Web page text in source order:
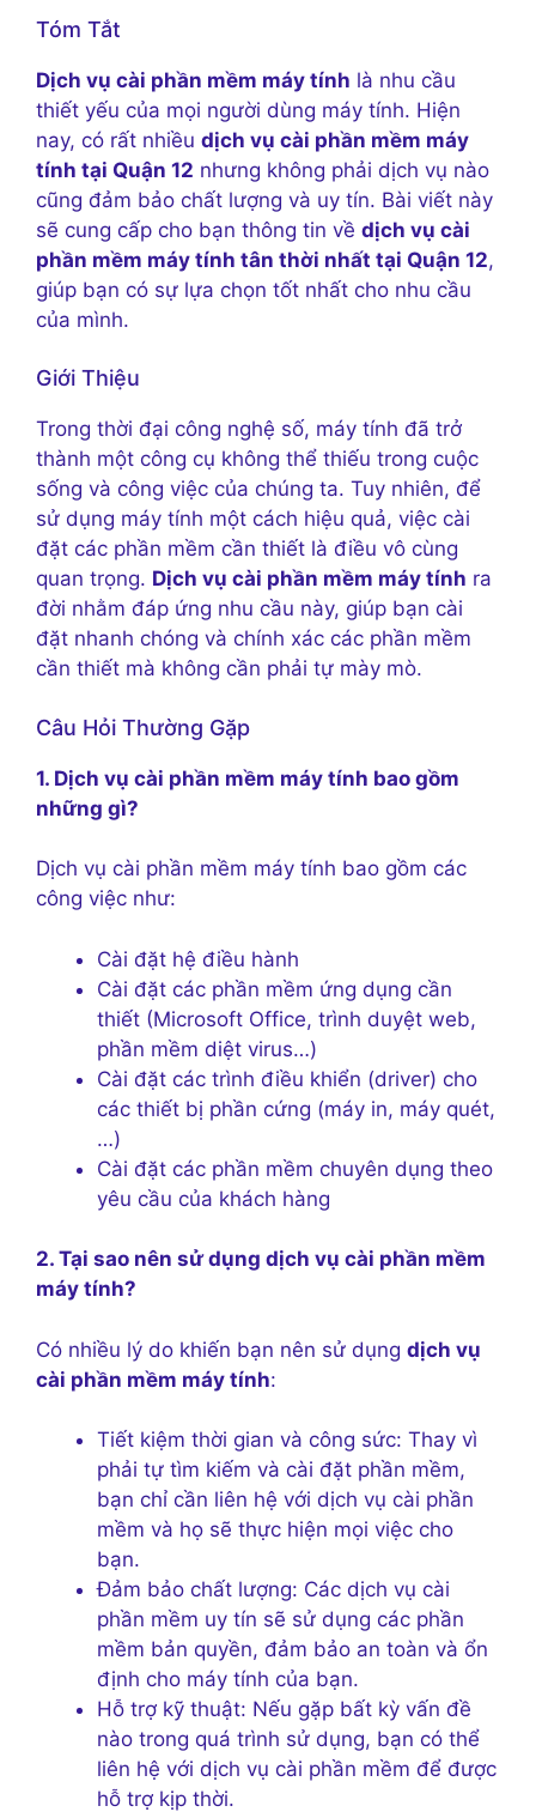
Tóm Tắt
Dịch vụ cài phần mềm máy tính là nhu cầu
thiết yếu của mọi người dùng máy tính. Hiện
nay, có rất nhiều dịch vụ cài phần mềm máy
tính tại Quận 12 nhưng không phải dịch vụ nào
cũng đảm bảo chất lượng và uy tín. Bài viết này
sẽ cung cấp cho bạn thông tin về dịch vụ cài
phần mềm máy tính tân thời nhất tại Quận 12,
giúp bạn có sự lựa chọn tốt nhất cho nhu cầu
của mình.
Giới Thiệu
Trong thời đại công nghệ số, máy tính đã trở
thành một công cụ không thể thiếu trong cuộc
sống và công việc của chúng ta. Tuy nhiên, để
sử dụng máy tính một cách hiệu quả, việc cài
đặt các phần mềm cần thiết là điều vô cùng
quan trọng. Dịch vụ cài phần mềm máy tính ra
đời nhằm đáp ứng nhu cầu này, giúp bạn cài
đặt nhanh chóng và chính xác các phần mềm
cần thiết mà không cần phải tự mày mò.
Câu Hỏi Thường Gặp
1. Dịch vụ cài phần mềm máy tính bao gồm
những gì?
Dịch vụ cài phần mềm máy tính bao gồm các
công việc như:
Cài đặt hệ điều hành
Cài đặt các phần mềm ứng dụng cần
thiết (Microsoft Office, trình duyệt web,
phần mềm diệt virus…)
Cài đặt các trình điều khiển (driver) cho
các thiết bị phần cứng (máy in, máy quét,
…)
Cài đặt các phần mềm chuyên dụng theo
yêu cầu của khách hàng
2. Tại sao nên sử dụng dịch vụ cài phần mềm
máy tính?
Có nhiều lý do khiến bạn nên sử dụng dịch vụ
cài phần mềm máy tính:
Tiết kiệm thời gian và công sức: Thay vì
phải tự tìm kiếm và cài đặt phần mềm,
bạn chỉ cần liên hệ với dịch vụ cài phần
mềm và họ sẽ thực hiện mọi việc cho
bạn.
Đảm bảo chất lượng: Các dịch vụ cài
phần mềm uy tín sẽ sử dụng các phần
mềm bản quyền, đảm bảo an toàn và ổn
định cho máy tính của bạn.
Hỗ trợ kỹ thuật: Nếu gặp bất kỳ vấn đề
nào trong quá trình sử dụng, bạn có thể
liên hệ với dịch vụ cài phần mềm để được
hỗ trợ kịp thời.